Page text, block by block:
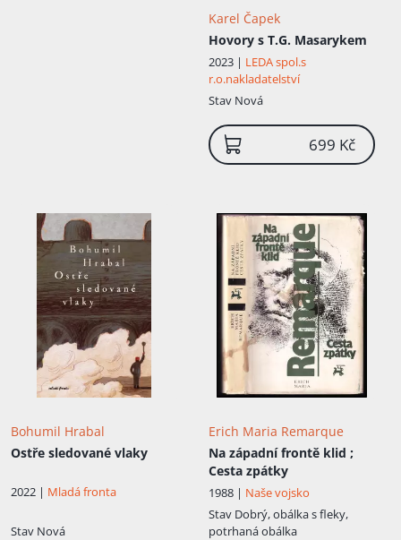
Karel Čapek
Hovory s T.G. Masarykem
2023 | LEDA spol.s
r.o.nakladatelství
Stav Nová
699 Kč
Bohumil Hrabal
Ostře sledované vlaky
2022 | Mladá fronta
Stav Nová
Erich Maria Remarque
Na západní frontě klid ;
Cesta zpátky
1988 | Naše vojsko
Stav Dobrý, obálka s fleky,
potrhaná obálka